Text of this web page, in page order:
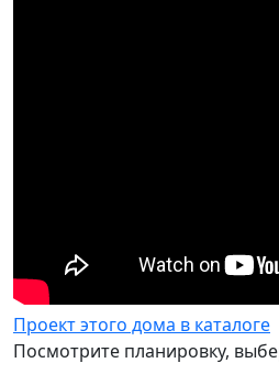
Проект этого дома в каталоге
Посмотрите планировку,